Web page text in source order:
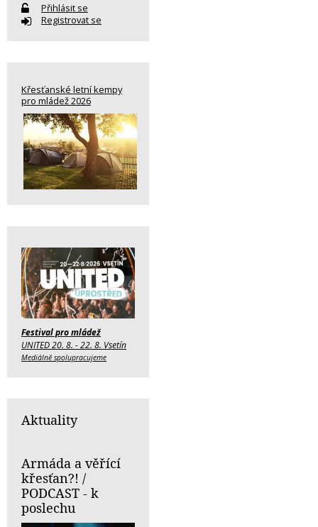
Přihlásit se
Registrovat se
Křesťanské letní kempy
pro mládež 2026
Festival pro mládež
UNITED 20. 8. - 22. 8. Vsetín
Mediálně spolupracujeme
Aktuality
Armáda a věřící
křesťan?! /
PODCAST - k
poslechu